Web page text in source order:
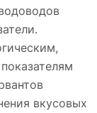
вкусовых